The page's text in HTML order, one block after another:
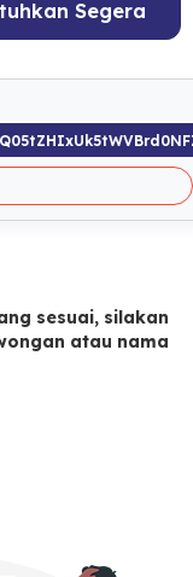
Segera
sesuai, silakan
atau nama